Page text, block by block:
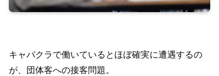
キャバクラで働いているとほぼ確実に遭遇するの
が、団体客への接客問題。